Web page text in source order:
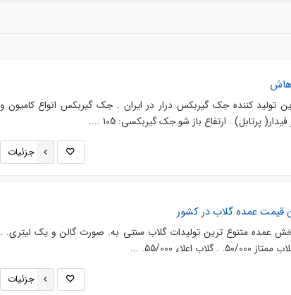
هاش
تولید کننده جک گیربکس درار در ایران . جک گیربکس انواع کامیون و
پرتابل) . ارتفاع باز شو جک گیربکسی: 105 ....
جزئیات
قیمت عمده گلاب در کشور
عمده متنوع ترین تولیدات گلاب سنتی به. صورت گالن و یک لیتری. .
جزئیات